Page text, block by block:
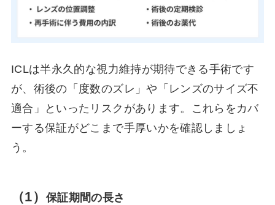
ICLは半永久的な視力維持が期待できる手術です
が、術後の「度数のズレ」や「レンズのサイズ不
適合」といったリスクがあります。これらをカバ
ーする保証がどこまで手厚いかを確認しましょ
う。
（1） 保証期間の長さ